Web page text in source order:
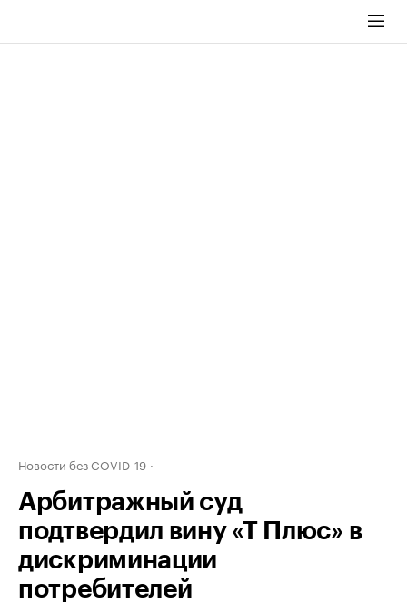
Новости без COVID-19
Арбитражный суд
подтвердил вину «Т Плюс» в
дискриминации
потребителей